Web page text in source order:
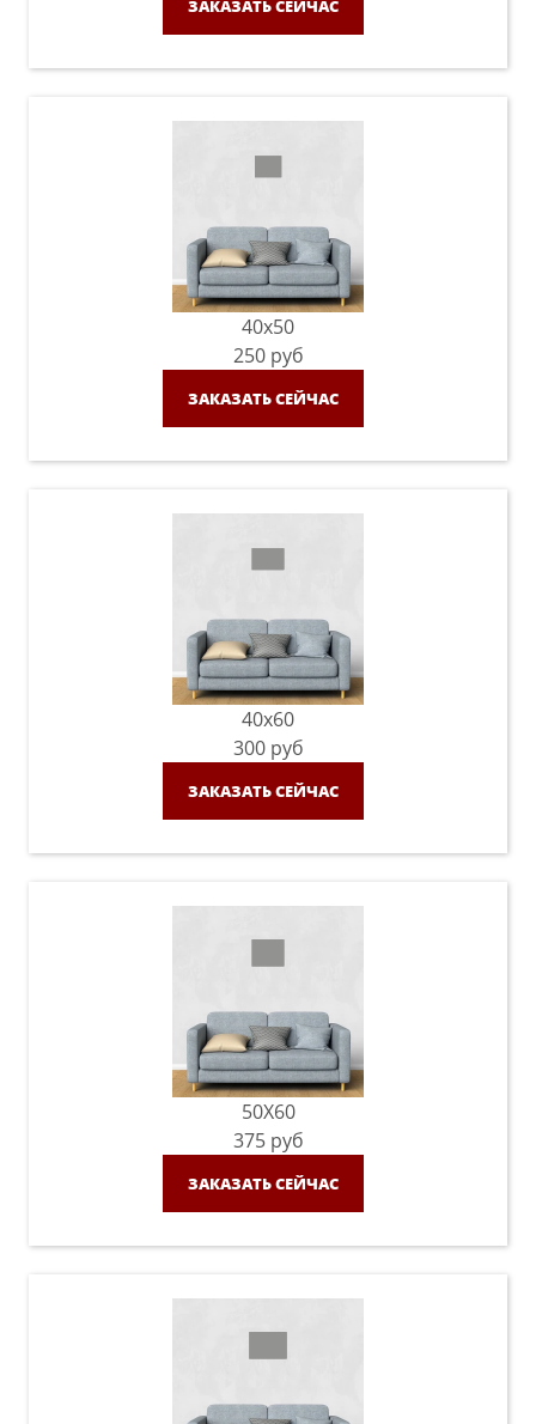
ЗАКАЗАТЬ СЕЙЧАС
40x50
250 руб
ЗАКАЗАТЬ СЕЙЧАС
40x60
300 руб
ЗАКАЗАТЬ СЕЙЧАС
50X60
375 руб
ЗАКАЗАТЬ СЕЙЧАС